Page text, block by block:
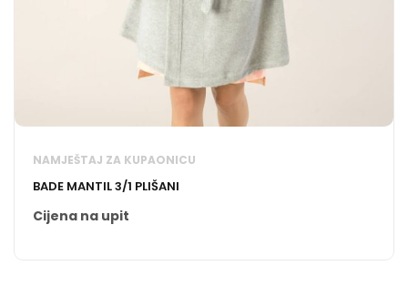
NAMJEŠTAJ ZA KUPAONICU
BADE MANTIL 3/1 PLIŠANI
Cijena na upit